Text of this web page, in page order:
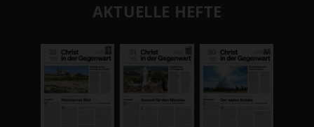
AKTUELLE HEFTE